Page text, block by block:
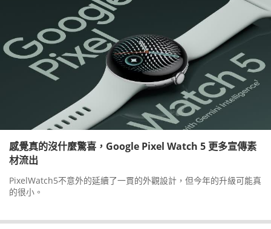
感覺真的沒什麼驚喜，Google Pixel Watch 5 更多宣傳素
材流出
PixelWatch5不意外的延續了一貫的外觀設計，但今年的升級可能真
的很小。